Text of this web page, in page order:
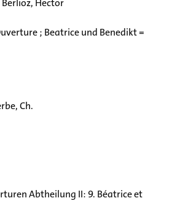
Hector
; Beatrice und Benedikt =
Ch.
Abtheilung II: 9. Béatrice et